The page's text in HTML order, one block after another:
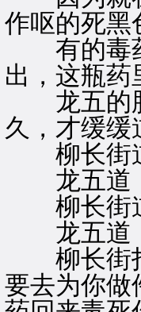
作呕的死黑
有的毒药
出，这瓶药
龙五的脸
久，才缓缓
柳长街道
龙五道：
柳长街道
龙五道
柳长街打
要去为你做